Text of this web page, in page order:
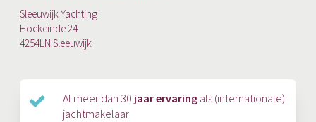
Sleeuwijk Yachting
Hoekeinde 24
4254LN Sleeuwijk
Al meer dan 30 jaar ervaring als (internationale)
jachtmakelaar